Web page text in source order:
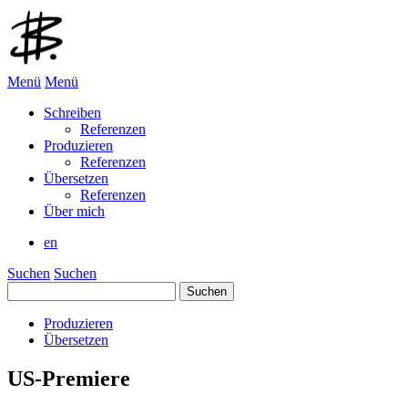
Menü Menü
Schreiben
Referenzen
Produzieren
Referenzen
Übersetzen
Referenzen
Über mich
en
Suchen Suchen
nach:
Produzieren
Übersetzen
US-Premiere